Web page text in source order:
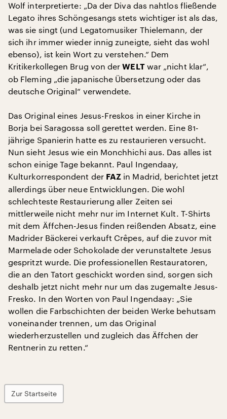
Wolf interpretierte: „Da der Diva das nahtlos fließende
Legato ihres Schöngesangs stets wichtiger ist als das,
was sie singt (und Legatomusiker Thielemann, der
sich ihr immer wieder innig zuneigte, sieht das wohl
ebenso), ist kein Wort zu verstehen.“ Dem
Kritikerkollegen Brug von derWELTwar „nicht klar“,
ob Fleming „die japanische Übersetzung oder das
deutsche Original“ verwendete.
Das Original eines Jesus-Freskos in einer Kirche in
Borja bei Saragossa soll gerettet werden. Eine 81-
jährige Spanierin hatte es zu restaurieren versucht.
Nun sieht Jesus wie ein Monchhichi aus. Das alles ist
schon einige Tage bekannt. Paul Ingendaay,
Kulturkorrespondent der FAZ in Madrid, berichtet jetzt
allerdings über neue Entwicklungen. Die wohl
schlechteste Restaurierung aller Zeiten sei
mittlerweile nicht mehr nur im Internet Kult. T-Shirts
mit dem Äffchen-Jesus finden reißenden Absatz, eine
Madrider Bäckerei verkauft Crêpes, auf die zuvor mit
Marmelade oder Schokolade der verunstaltete Jesus
gespritzt wurde. Die professionellen Restauratoren,
die an den Tatort geschickt worden sind, sorgen sich
deshalb jetzt nicht mehr nur um das zugemalte Jesus-
Fresko. In den Worten von Paul Ingendaay: „Sie
wollen die Farbschichten der beiden Werke behutsam
voneinander trennen, um das Original
wiederherzustellen und zugleich das Äffchen der
Rentnerin zu retten.“
Zur Startseite